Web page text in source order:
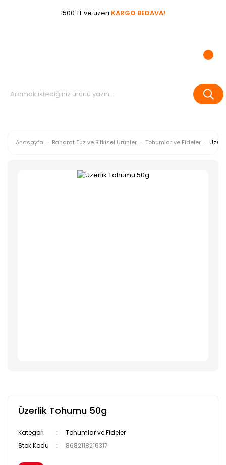
1500 TL ve üzeri KARGO BEDAVA!
Anasayfa Baharat Tuz ve Bitkisel Ürünler Tohumlar ve Fideler
Üzerlik Tohumu 50g
Kategori
Tohumlar ve Fideler
Stok Kodu
8682118216317